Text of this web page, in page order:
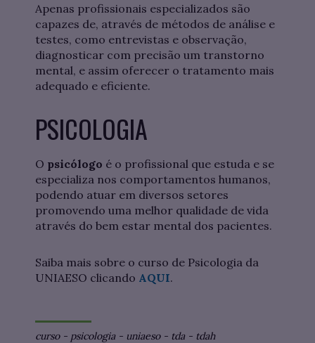
Apenas profissionais especializados são
capazes de, através de métodos de análise e
testes, como entrevistas e observação,
diagnosticar com precisão um transtorno
mental, e assim oferecer o tratamento mais
adequado e eficiente.
PSICOLOGIA
O psicólogo é o profissional que estuda e se
especializa nos comportamentos humanos,
podendo atuar em diversos setores
promovendo uma melhor qualidade de vida
através do bem estar mental dos pacientes.
Saiba mais sobre o curso de Psicologia da
UNIAESO clicando AQUI.
curso- psicologia - uniaeso- tda - tdah